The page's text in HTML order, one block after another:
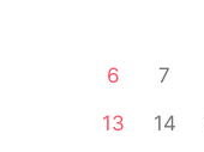
6
7
13
14